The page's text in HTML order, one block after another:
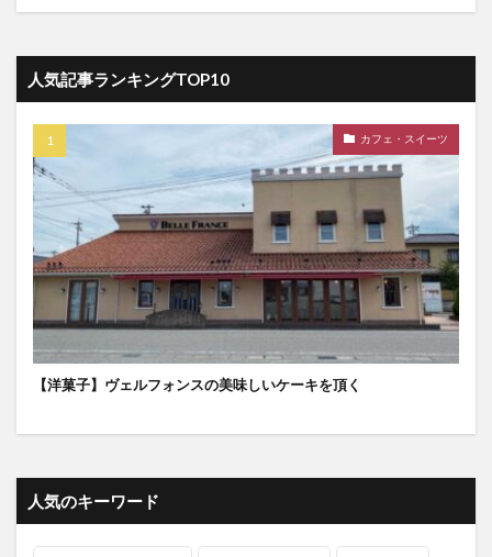
人気記事ランキングTOP10
カフェ・スイーツ
【洋菓子】ヴェルフォンスの美味しいケーキを頂く
人気のキーワード